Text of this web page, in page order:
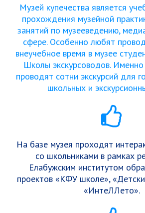
Музей купечества является
прохождения музейной
занятий по музееведению,
сфере. Особенно любят
внеучебное время в музее
Школы экскурсоводов.
проводят сотни экскурсий для
школьных и
На базе музея проходят
со школьниками в рамках
Елабужским институтом
проектов «КФУ школе»,
«ИнтеЛЛето».